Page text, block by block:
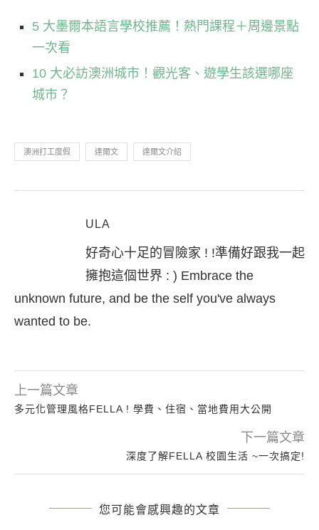
5 大墨爾本語言學校推薦！熱門課程＋周邊景點
一次看
10 大必訪澳洲城市！觀光客、遊學生該選哪座
城市？
澳洲打工度假 達爾文 達爾文介紹
ULA
好奇心十足的冒險家 ! !準備好跟我一起
擁抱這個世界 : ) Embrace the
unknown future, and be the self you've always
wanted to be.
上一篇文章
多元化管理風格FELLA ! 學費、住宿、當地費用大公開
下一篇文章
深度了解FELLA 校園生活 ~一次搞定!
您可能會感興趣的文章